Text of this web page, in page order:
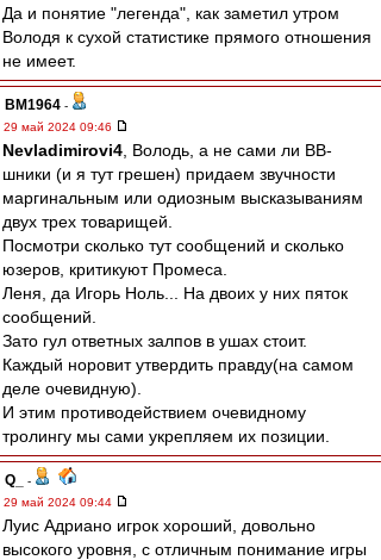
Да и понятие "легенда", как заметил утром
Володя к сухой статистике прямого отношения
не имеет.
BM1964 -
29 май 2024 09:46
Nevladimirovi4 , Володь, а не сами ли ВВ-
шники (и я тут грешен) придаем звучности
маргинальным или одиозным высказываниям
двух трех товарищей.
Посмотри сколько тут сообщений и сколько
юзеров, критикуют Промеса.
Леня, да Игорь Ноль... На двоих у них пяток
сообщений.
Зато гул ответных залпов в ушах стоит.
Каждый норовит утвердить правду(на самом
деле очевидную).
И этим противодействием очевидному
тролингу мы сами укрепляем их позиции.
Q_
-
29 май 2024 09:44
Луис Адриано игрок хороший, довольно
высокого уровня, с отличным понимание игры